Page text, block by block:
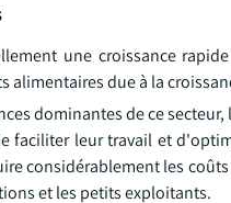
une croissance
due à la
dominantes de ce
faciliter leur travail et
considérablement les
et les petits exploitants.